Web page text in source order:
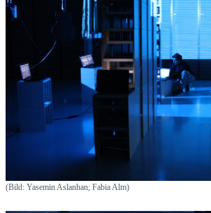
(Bild: Yasemin Aslanhan; Fabia Alm)